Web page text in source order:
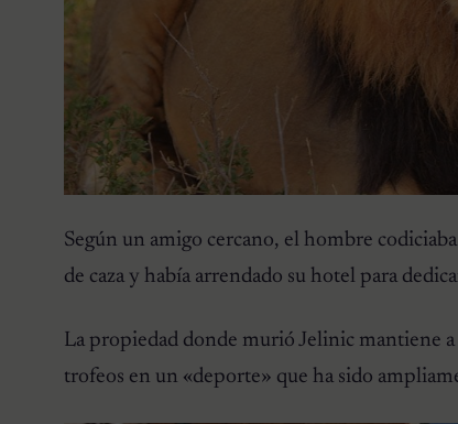
Según un amigo cercano, el hombre
de caza y había arrendado su hotel para
La propiedad donde murió Jelinic mantiene a
trofeos en un «deporte» que ha sido